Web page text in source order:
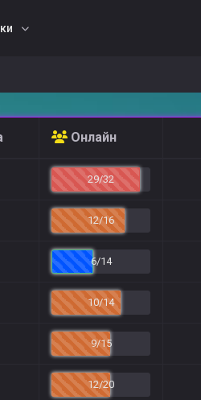
Онлайн
29/32
12/16
6/14
10/14
9/15
12/20